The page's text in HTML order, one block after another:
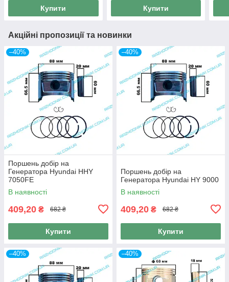
Купити Купити
Акційні пропозиції та новинки
–40%
Поршень добір на
Генератора Hyundai HHY
7050FE
В наявності
409,20 ₴ 682 ₴
Купити
–40%
Поршень добір на
Генератора Hyundai HY 9000
В наявності
409,20 ₴ 682 ₴
Купити
–40% –40%